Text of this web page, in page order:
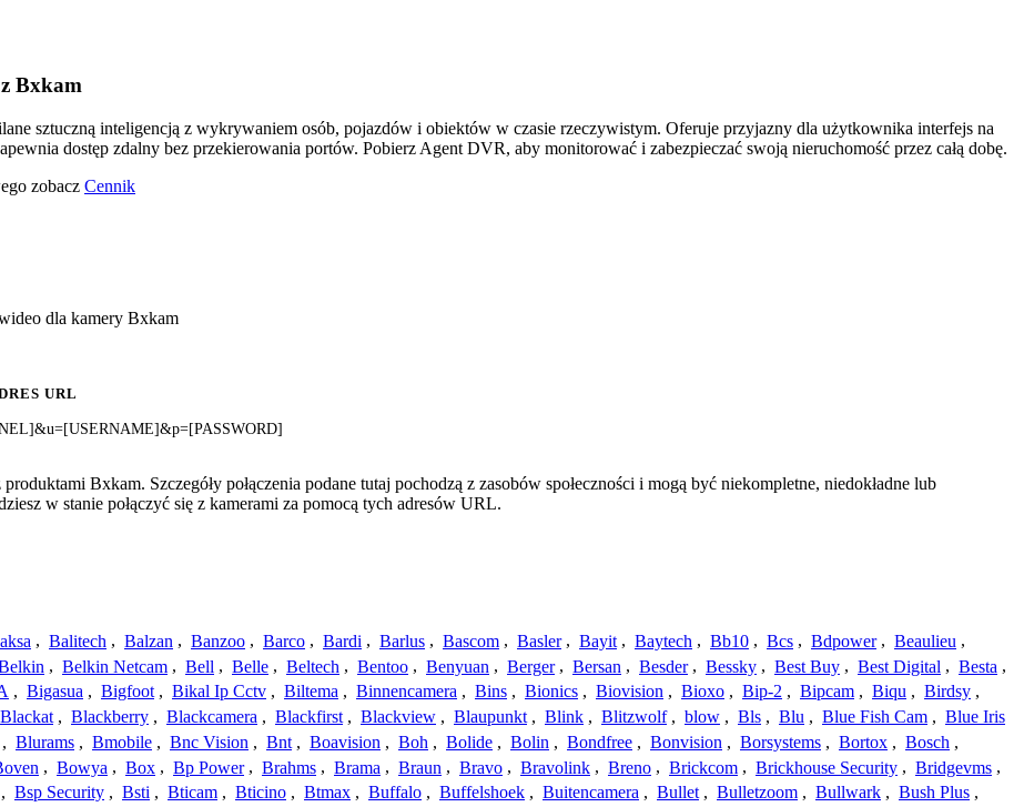
Bxkam
sztuczną inteligencją z wykrywaniem osób, pojazdów i obiektów w czasie rzeczywistym. Oferuje przyjazny dla użytkownika interfejs na
dostęp zdalny bez przekierowania portów. Pobierz Agent DVR, aby monitorować i zabezpieczać swoją nieruchomość przez całą dobę.
zobacz Cennik
dla kamery Bxkam
URL
Bxkam. Szczegóły połączenia podane tutaj pochodzą z zasobów społeczności i mogą być niekompletne, niedokładne lub
w stanie połączyć się z kamerami za pomocą tych adresów URL.
, Balitech , Balzan , Banzoo , Barco , Bardi , Barlus , Bascom , Basler , Bayit , Baytech , Bb10 , Bcs , Bdpower , Beaulieu ,
, Belkin Netcam , Bell , Belle , Beltech , Bentoo , Benyuan , Berger , Bersan , Besder , Bessky , Best Buy , Best Digital , Besta ,
, Bigasua , Bigfoot , Bikal Ip Cctv , Biltema , Binnencamera , Bins , Bionics , Biovision , Bioxo , Bip-2 , Bipcam , Biqu , Birdsy ,
Blackat , Blackberry , Blackcamera , Blackfirst , Blackview , Blaupunkt , Blink , Blitzwolf , blow , Bls , Blu , Blue Fish Cam , Blue Iris
, Blurams , Bmobile , Bnc Vision , Bnt , Boavision , Boh , Bolide , Bolin , Bondfree , Bonvision , Borsystems , Bortox , Bosch ,
, Bowya , Box , Bp Power , Brahms , Brama , Braun , Bravo , Bravolink , Breno , Brickcom , Brickhouse Security , Bridgevms ,
, Bsp Security , Bsti , Bticam , Bticino , Btmax , Buffalo , Buffelshoek , Buitencamera , Bullet , Bulletzoom , Bullwark , Bush Plus ,